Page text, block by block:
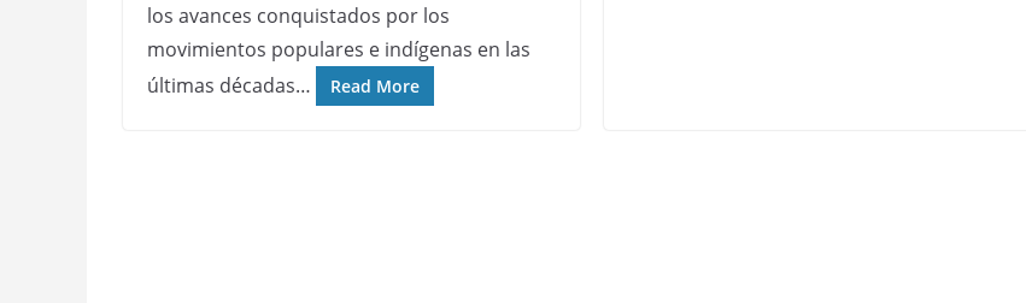
los avances conquistados por los
movimientos populares e indígenas en las
últimas décadas…
Read More